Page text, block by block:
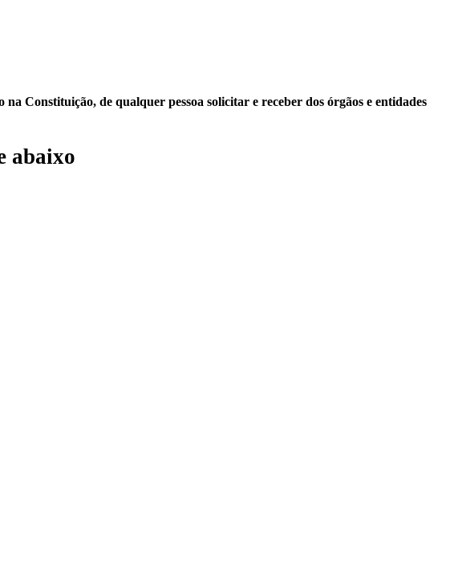
Constituição, de qualquer pessoa solicitar e receber dos órgãos e entidades
abaixo